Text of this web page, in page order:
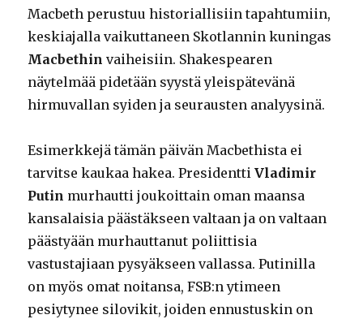
Macbeth perustuu historiallisiin tapahtumiin,
keskiajalla vaikuttaneen Skotlannin kuningas
Macbethin vaiheisiin. Shakespearen
näytelmää pidetään syystä yleispätevänä
hirmuvallan syiden ja seurausten analyysinä.
Esimerkkejä tämän päivän Macbethista ei
tarvitse kaukaa hakea. PresidenttiVladimir
Putin murhautti joukoittain oman maansa
kansalaisia päästäkseen valtaan ja on valtaan
päästyään murhauttanut poliittisia
vastustajiaan pysyäkseen vallassa. Putinilla
on myös omat noitansa, FSB:n ytimeen
pesiytynee silovikit, joiden ennustuskin on